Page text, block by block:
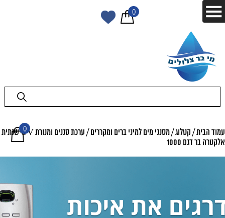
0
0 עמוד הבית/ קטלוג/מסנני מים למיני ברים ומקררים
/ ערכת סננים ומנורת UV שנתית
אלקטרה בר דגם 1000